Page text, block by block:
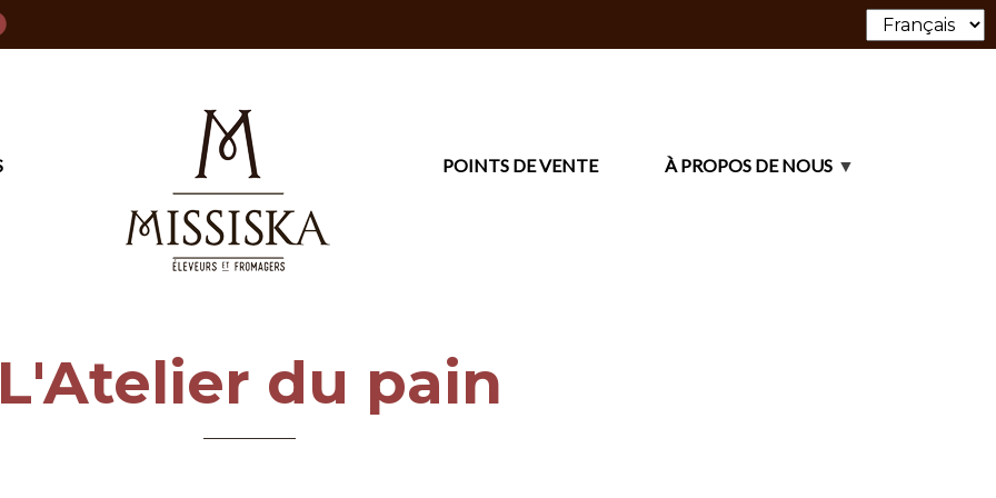
POINTS DE VENTE À PROPOS DE NOUS
L'Atelier du pain